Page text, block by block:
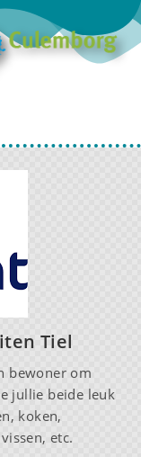
Tiel
bewoner om
jullie beide leuk
koken,
etc.